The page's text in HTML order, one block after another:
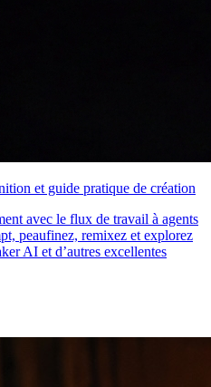
et guide pratique de création
avec le flux de travail à agents
peaufinez, remixe z et explorez
AI et d’autres excellentes